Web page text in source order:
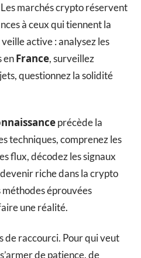
marchés crypto réservent
à ceux qui tiennent la
active : analysez les
enFrance, surveillez
questionnez la solidité
précède la
techniques, comprenez les
flux, décodez les signaux
riche dans la crypto
méthodes éprouvées
une réalité.
de raccourci. Pour qui veut
de patience, de